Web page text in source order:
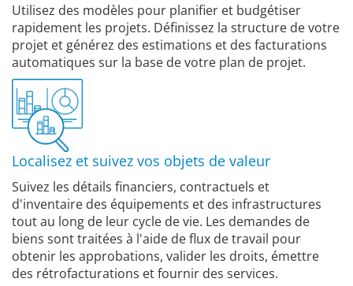
Utilisez des modèles pour planifier et budgétiser
rapidement les projets. Définissez la structure de votre
projet et générez des estimations et des facturations
automatiques sur la base de votre plan de projet.
Localisez et suivez vos objets de valeur
Suivez les détails financiers, contractuels et
d'inventaire des équipements et des infrastructures
tout au long de leur cycle de vie. Les demandes de
biens sont traitées à l'aide de flux de travail pour
obtenir les approbations, valider les droits, émettre
des rétrofacturations et fournir des services.